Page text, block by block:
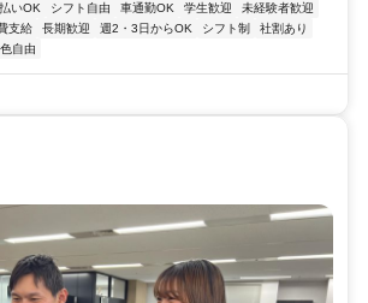
いOK シフト自由 車通勤OK 学生歓迎
未経験者歓迎
支給 長期歓迎 週2・3日からOK シフト制
社割あり
自由